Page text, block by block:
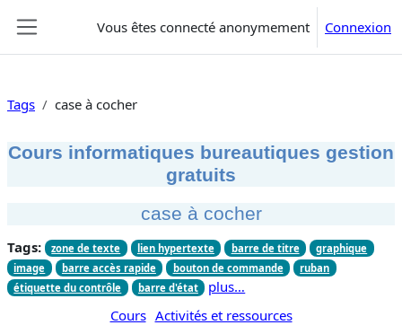
Vous êtes connecté anonymement Connexion
Tags case à cocher
Cours informatiques bureautiques gestion
gratuits
case à cocher
Tags: zone de texte lien hypertexte barre de titre
graphique
image
barre accès rapide bouton de commande
ruban
étiquette du contrôle
barre d'état
plus…
Cours Activités et ressources